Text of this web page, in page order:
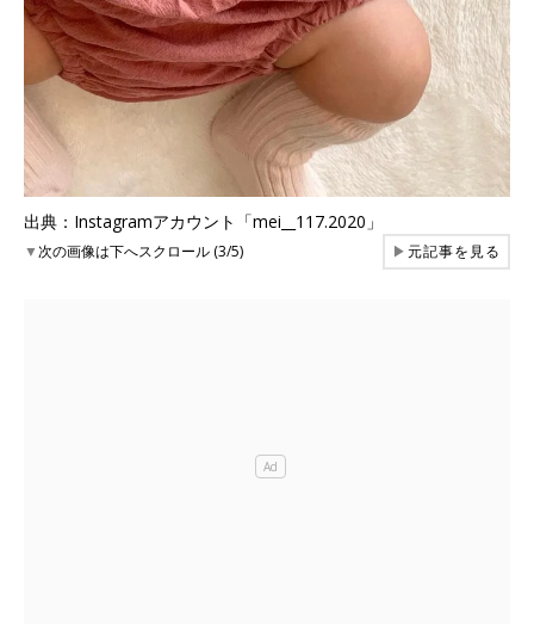
出典：Instagramアカウント「mei__117.2020」
▼次の画像は下へスクロール (3/5) ▶元記事を見る